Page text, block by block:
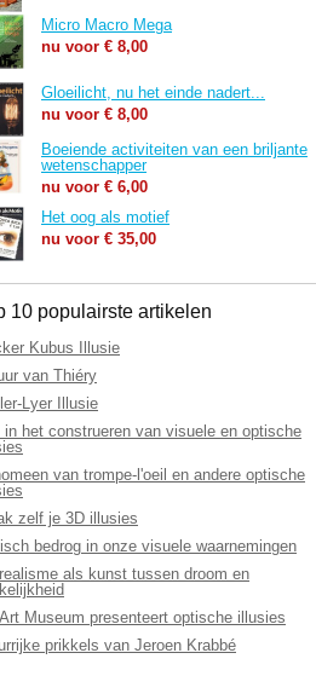
Micro Macro Mega
nu voor € 8,00
Gloeilicht, nu het einde nadert...
nu voor € 8,00
Boeiende activiteiten van een briljante
wetenschapper
nu voor € 6,00
Het oog als motief
nu voor € 35,00
10 populairste artikelen
Kubus Illusie
van Thiéry
Lyer Illusie
in het construeren van visuele en optische
van trompe-l'oeil en andere optische
zelf je 3D illusies
bedrog in onze visuele waarnemingen
als kunst tussen droom en
Museum presenteert optische illusies
prikkels van Jeroen Krabbé